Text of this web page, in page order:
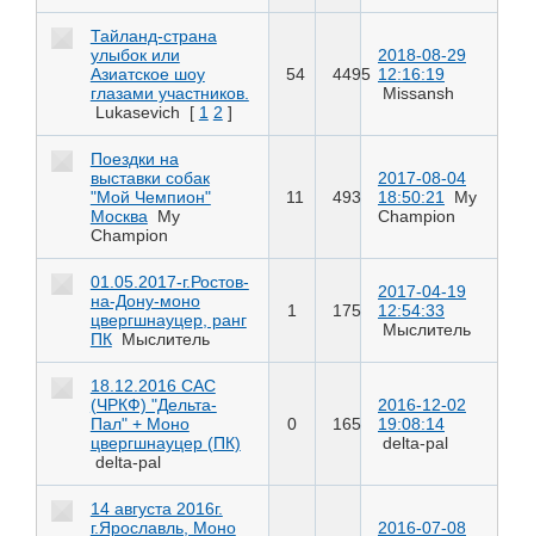
Тайланд-страна
улыбок или
Азиатское шоу
глазами участников.
Lukasevich
[ 1 2 ]
54 4495
2018-08-29
12:16:19
Missansh
Поездки на
выставки собак
"Мой Чемпион"
Москва
My
Champion
11 493
2017-08-04
18:50:21
My
Champion
01.05.2017-г.Ростов-
на-Дону-моно
цвергшнауцер, ранг
ПК Мыслитель
1 175
2017-04-19
12:54:33
Мыслитель
18.12.2016 САС
(ЧРКФ) "Дельта-
Пал" + Моно
цвергшнауцер (ПК)
delta-pal
0 165
2016-12-02
19:08:14
delta-pal
14 августа 2016г.
г.Ярославль, Моно
2016-07-08